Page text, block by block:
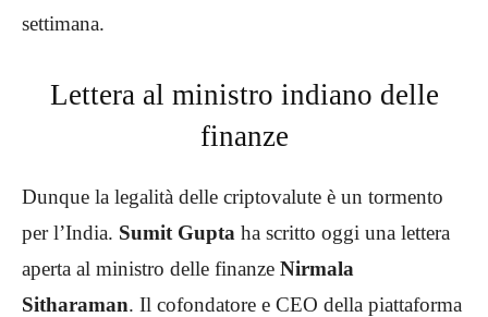
settimana.
Lettera al ministro indiano delle
finanze
Dunque la legalità delle criptovalute è un tormento
per l’India. Sumit Gupta ha scritto oggi una lettera
aperta al ministro delle finanze Nirmala
Sitharaman. Il cofondatore e CEO della piattaforma